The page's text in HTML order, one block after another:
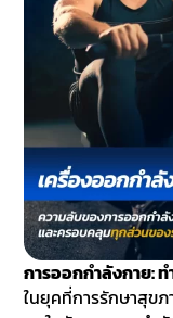
การออกกำลังกาย:
ในยุคที่การรักษาสุข